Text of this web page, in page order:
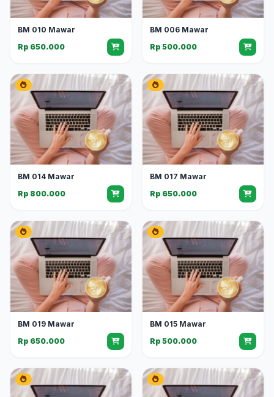
BM 010 Mawar
Rp 650.000
BM 006 Mawar
Rp 500.000
BM 014 Mawar
Rp 800.000
BM 017 Mawar
Rp 650.000
BM 019 Mawar
Rp 650.000
BM 015 Mawar
Rp 500.000